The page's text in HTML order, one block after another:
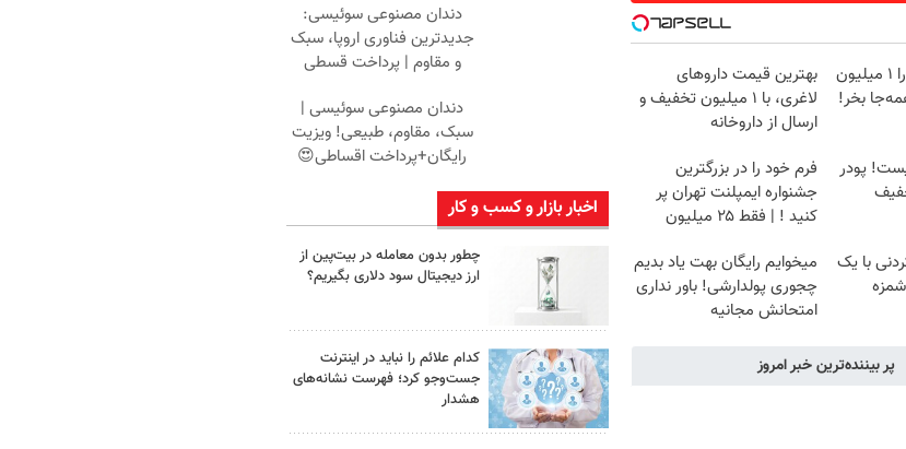
آمپول‌های لاغری را ۱ میلیون
بخر!
بهترین قیمت داروهای
لاغری، با ۱ میلیون تخفیف و
ارسال از داروخانه‌
پودر
فرم خود را در بزرگترین
جشنواره ایمپلنت تهران پر
کنید ! | فقط ۲۵ میلیون
با یک
میخوایم رایگان بهت یاد بدیم
چجوری پولدارشی! باور نداری
امتحانش مجانیه
پر بیننده‌ترین خبر امروز
دندان مصنوعی سوئیسی:
جدیدترین فناوری اروپا، سبک
و مقاوم | پرداخت قسطی
دندان مصنوعی سوئیسی |
سبک، مقاوم، طبیعی! ویزیت
رایگان+پرداخت اقساطی😍
اخبار بازار و کسب و کار
چطور بدون معامله در بیت‌پین از
ارز دیجیتال سود دلاری بگیریم؟
کدام علائم را نباید در اینترنت
جست‌وجو کرد؛ فهرست نشانه‌های
هشدار